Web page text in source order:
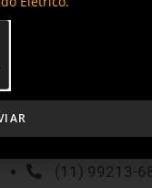
(11) 99213-